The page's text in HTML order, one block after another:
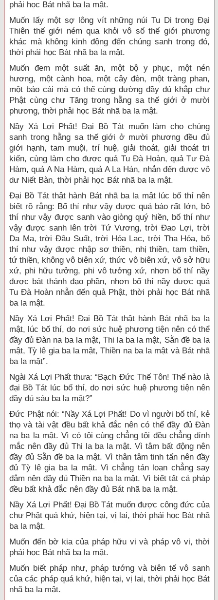
phải học Bát nhã ba la mật.
Muốn lấy một sợ lông vít những núi Tu Di trong Đại
Thiên thế giới ném qua khỏi vô số thế giới phương
khác mà không kinh động đến chúng sanh trong đó,
thời phải học Bát nhã ba la mật.
Muốn đem một suất ăn, một bộ y phục, một nén
hương, một cành hoa, một cây đèn, một tràng phan,
một bảo cái mà có thể cúng dường đầy đủ khắp chư
Phật cùng chư Tăng trong hằng sa thế giới ở mười
phương, thời phải học Bát nhã ba la mật.
Nầy Xá Lợi Phất! Đại Bồ Tát muốn làm cho chúng
sanh trong hằng sa thế giới ở mười phương đều đủ
giới hạnh, tam muội, trí huệ, giải thoát, giải thoát tri
kiến, cùng làm cho được quả Tu Đà Hoàn, quả Tư Đà
Hàm, quả A Na Hàm, quả A La Hán, nhẫn đến được vô
dư Niết Bàn, thời phải học Bát nhã ba la mật.
Đại Bồ Tát thật hành Bát nhã ba la mật lúc bố thí nên
biết rõ rằng: Bố thí như vậy được quả báo rất lớn, bố
thí như vậy được sanh vào giòng quý hiền, bố thí như
vậy được sanh lên trời Tứ Vương, trời Đao Lợi, trời
Dạ Ma, trời Đâu Suất, trời Hóa Lạc, trời Tha Hóa, bố
thí như vậy được nhập sơ thiền, nhị thiền, tam thiền,
tứ thiền, không vô biên xứ, thức vô biên xứ, vô sở hữu
xứ, phi hữu tưởng, phi vô tưởng xứ, nhơn bố thí nầy
được bát thánh đạo phần, nhơn bố thí nầy được quả
Tu Đà Hoàn nhẫn đến quả Phật, thời phải học Bát nhã
ba la mật.
Nầy Xá Lợi Phất! Đại Bồ Tát thật hành Bát nhã ba la
mật, lúc bố thí, do nơi sức huệ phương tiện nên có thể
đầy đủ Đàn na ba la mật, Thi la ba la mật, Sằn đề ba la
mật, Tỳ lê gia ba la mật, Thiền na ba la mật và Bát nhã
ba la mật”.
Ngài Xá Lợi Phất thưa: “Bạch Đức Thế Tôn! Thế nào là
đại Bồ Tát lúc bố thí, do nơi sức huệ phương tiện nên
đầy đủ sáu ba la mật?”
Đức Phật nói: “Nầy Xá Lợi Phất! Do vì người bố thí, kẻ
thọ và tài vật đều bất khả đắc nên có thể đầy đủ Đàn
na ba la mật. Vì có tội cùng chẳng tội đều chẳng dính
mắc nên đầy đủ Thi la ba la mật. Vì tâm bất động nên
đầy đủ Sằn đề ba la mật. Vì thân tâm tinh tấn nên đầy
đủ Tỳ lê gia ba la mật. Vì chẳng tán loạn chẳng say
đắm nên đầy đủ Thiền na ba la mật. Vì biết tất cả pháp
đều bất khả đắc nên đầy đủ Bát nhã ba la mật.
Nầy Xá Lợi Phất! Đại Bồ Tát muốn được công đức của
chư Phật quá khứ, hiện tại, vị lai, thời phải học Bát nhã
ba la mật.
Muốn đến bờ kia của pháp hữu vi và pháp vô vi, thời
phải học Bát nhã ba la mật.
Muốn biết pháp như, pháp tướng và biên tế vô sanh
của các pháp quá khứ, hiện tại, vị lai, thời phải học Bát
nhã ba la mật.